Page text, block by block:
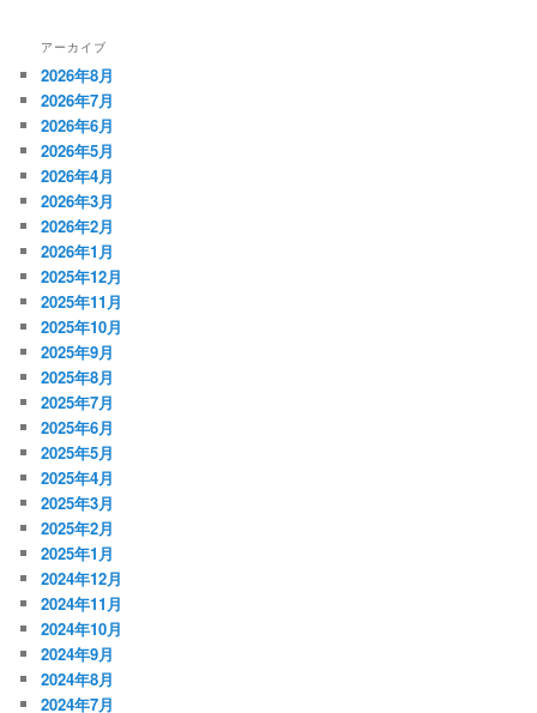
アーカイブ
2026年8月
2026年7月
2026年6月
2026年5月
2026年4月
2026年3月
2026年2月
2026年1月
2025年12月
2025年11月
2025年10月
2025年9月
2025年8月
2025年7月
2025年6月
2025年5月
2025年4月
2025年3月
2025年2月
2025年1月
2024年12月
2024年11月
2024年10月
2024年9月
2024年8月
2024年7月